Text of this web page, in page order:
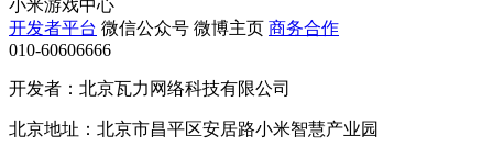
小米游戏中心
开发者平台 微信公众号 微博主页 商务合作
010-60606666
开发者：北京瓦力网络科技有限公司
北京地址：北京市昌平区安居路小米智慧产业园